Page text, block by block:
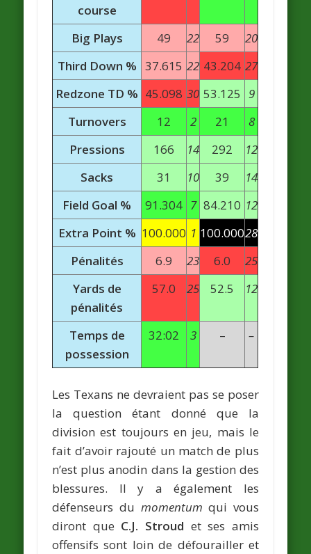
course
Big Plays
49 22 59
20
Third Down % 37.615 22 43.204 27
Redzone TD % 45.098 30 53.125 9
Turnovers
12 2 21
8
Pressions
166 14 292
12
Sacks
31 10 39
14
Field Goal %
91.304 7 84.210 12
Extra Point % 100.000 1 100.00028
Pénalités
6.9 23 6.0
25
Yards de
pénalités
57.0 25 52.5 12
Temps de
possession
32:02 3 – –
Les Texans ne devraient pas se poser
la question étant donné que la
division est toujours en jeu, mais le
fait d’avoir rajouté un match de plus
n’est plus anodin dans la gestion des
blessures. Il y a également les
défenseurs du momentum qui vous
diront que C.J. Stroud et ses amis
offensifs sont loin de défourailler et